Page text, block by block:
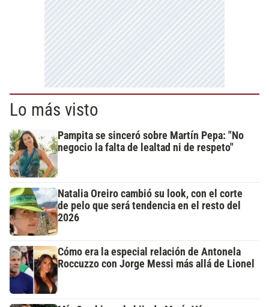
Lo más visto
Pampita se sinceró sobre Martín Pepa: "No
negocio la falta de lealtad ni de respeto"
Natalia Oreiro cambió su look, con el corte
de pelo que será tendencia en el resto del
2026
Cómo era la especial relación de Antonela
Roccuzzo con Jorge Messi más allá de Lionel